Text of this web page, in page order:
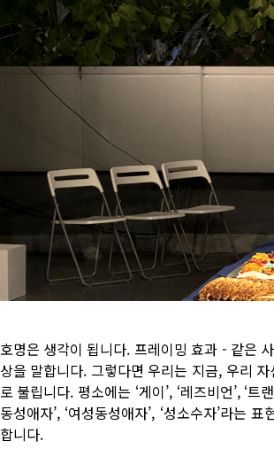
호명은 생각이 됩니다. 프레이밍 효과 - 같은
상을 말합니다. 그렇다면 우리는 지금, 우리
로 불립니다. 평소에는 ‘게이’, ‘레즈비언’, ‘
동성애자’, ‘여성동성애자’, ‘성소수자’라는
합니다.